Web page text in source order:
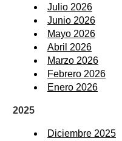
Julio 2026
Junio 2026
Mayo 2026
Abril 2026
Marzo 2026
Febrero 2026
Enero 2026
2025
Diciembre 2025